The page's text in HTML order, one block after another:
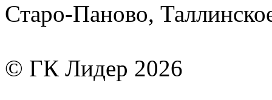
Старо-Паново,
© ГК Лидер 2026